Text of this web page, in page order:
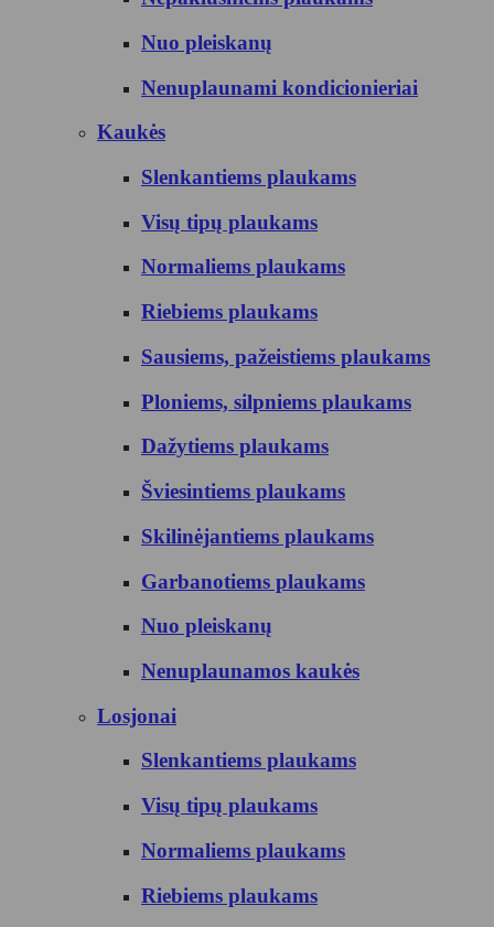
Nuo pleiskanų
Nenuplaunami kondicionieriai
Kaukės
Slenkantiems plaukams
Visų tipų plaukams
Normaliems plaukams
Riebiems plaukams
Sausiems, pažeistiems plaukams
Ploniems, silpniems plaukams
Dažytiems plaukams
Šviesintiems plaukams
Skilinėjantiems plaukams
Garbanotiems plaukams
Nuo pleiskanų
Nenuplaunamos kaukės
Losjonai
Slenkantiems plaukams
Visų tipų plaukams
Normaliems plaukams
Riebiems plaukams